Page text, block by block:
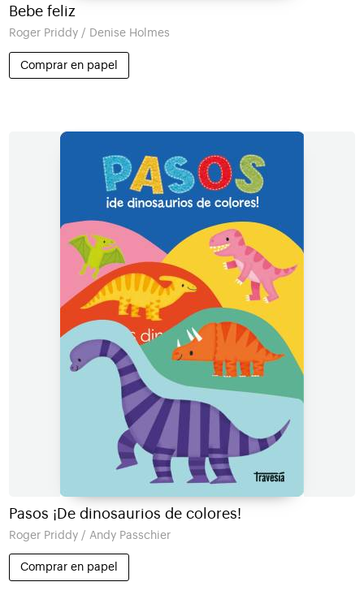
Bebe feliz
Roger Priddy / Denise Holmes
Comprar en papel
Pasos ¡De dinosaurios de colores!
Roger Priddy / Andy Passchier
Comprar en papel